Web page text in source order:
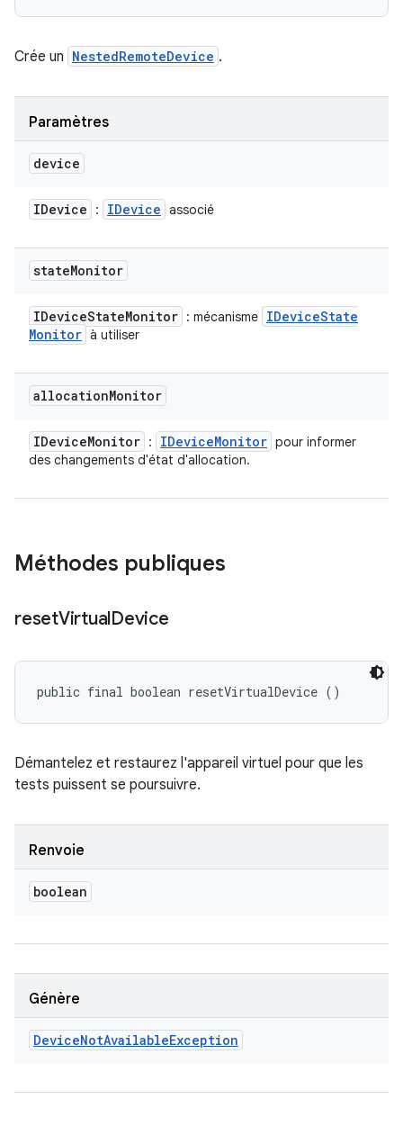
Crée un NestedRemoteDevice .
Paramètres
device
IDevice : IDevice associé
stateMonitor
IDeviceStateMonitor : mécanisme IDeviceState
Monitor à utiliser
allocationMonitor
IDeviceMonitor : IDeviceMonitor pour informer
des changements d'état d'allocation.
Méthodes publiques
resetVirtualDevice
public final boolean resetVirtualDevice ()
Démantelez et restaurez l'appareil virtuel pour que les
tests puissent se poursuivre.
Renvoie
boolean
Génère
DeviceNotAvailableException